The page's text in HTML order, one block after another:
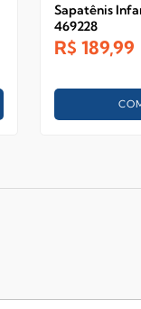
Sapatênis
469228
R$ 189,99